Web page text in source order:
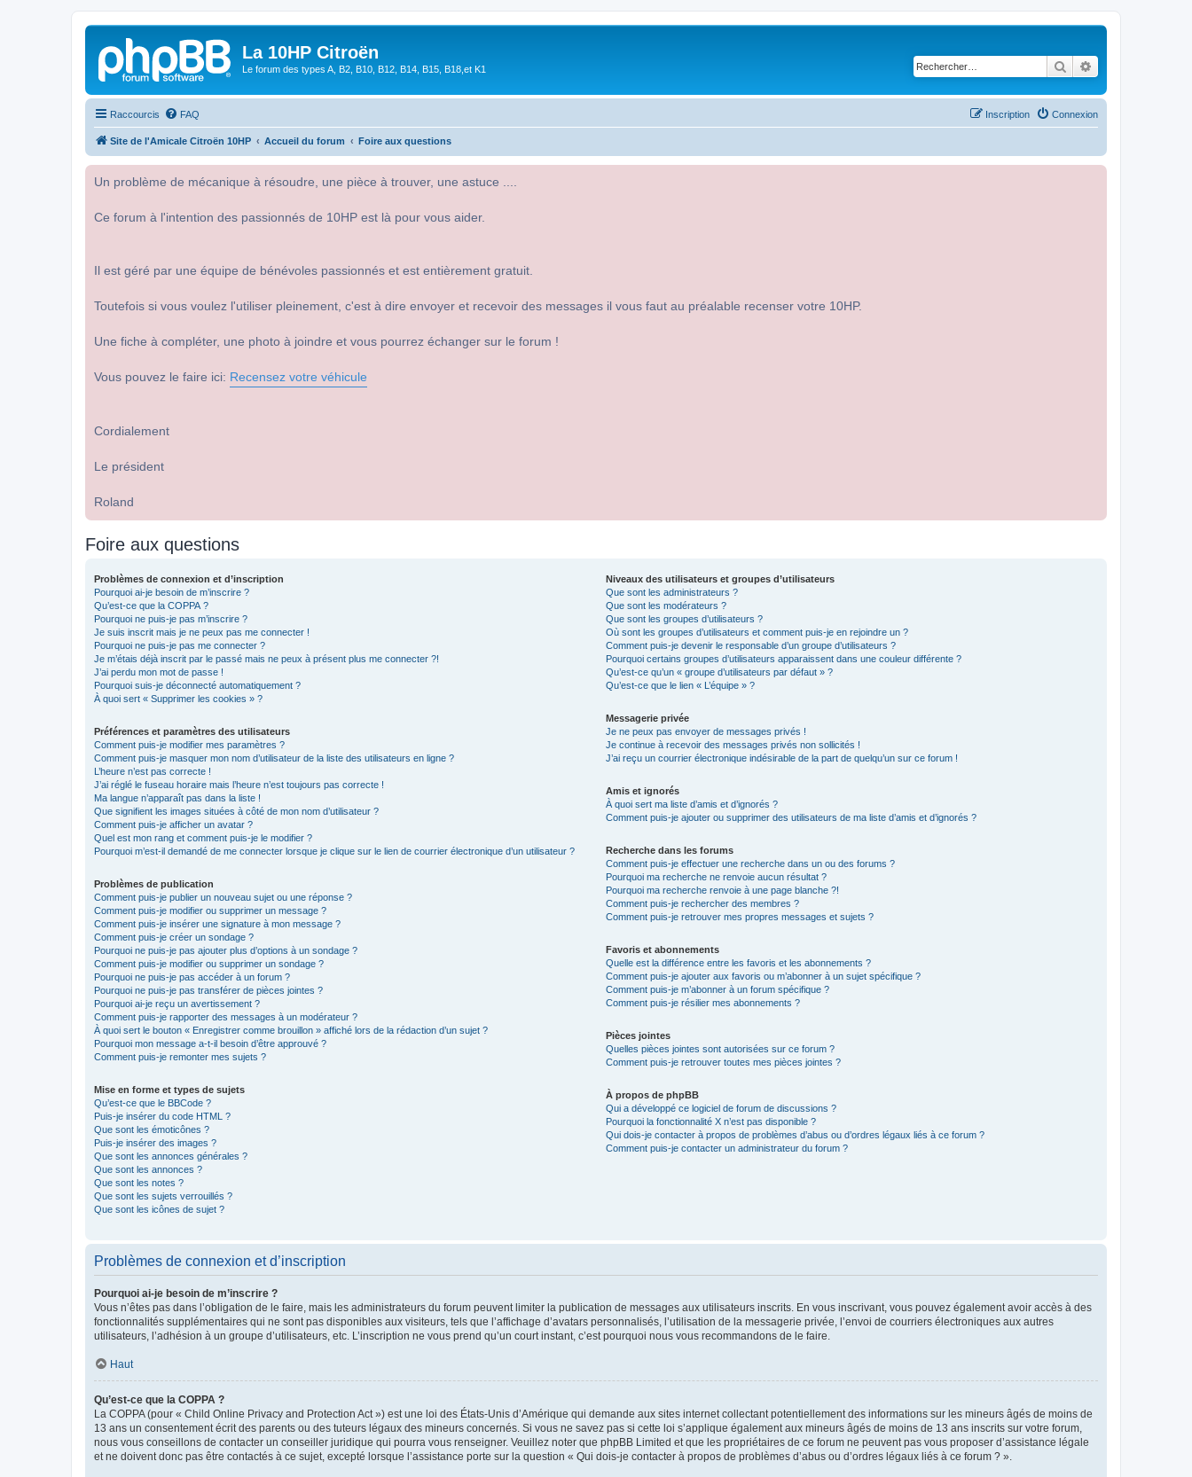
La 10HP Citroën
Le forum des types A, B2, B10, B12, B14, B15, B18,et K1 Rechercher
Raccourcis FAQ Connexion
Inscription
Site de l'Amicale Citroën 10HP Accueil du forum Foire aux questions
Un problème de mécanique à résoudre, une pièce à trouver, une astuce ....
Ce forum à l'intention des passionnés de 10HP est là pour vous aider.
Il est géré par une équipe de bénévoles passionnés et est entièrement gratuit.
Toutefois si vous voulez l'utiliser pleinement, c'est à dire envoyer et recevoir des messages il vous faut au préalable recenser votre 10HP.
Une fiche à compléter, une photo à joindre et vous pourrez échanger sur le forum !
Vous pouvez le faire ici: Recensez votre véhicule
Cordialement
Le président
Roland
Foire aux questions
Problèmes de connexion et d’inscription
Pourquoi ai-je besoin de m’inscrire ?
Qu’est-ce que la COPPA ?
Pourquoi ne puis-je pas m’inscrire ?
Je suis inscrit mais je ne peux pas me connecter !
Pourquoi ne puis-je pas me connecter ?
Je m’étais déjà inscrit par le passé mais ne peux à présent plus me connecter ?!
J’ai perdu mon mot de passe !
Pourquoi suis-je déconnecté automatiquement ?
À quoi sert « Supprimer les cookies » ?
Préférences et paramètres des utilisateurs
Comment puis-je modifier mes paramètres ?
Comment puis-je masquer mon nom d’utilisateur de la liste des utilisateurs en ligne ?
L’heure n’est pas correcte !
J’ai réglé le fuseau horaire mais l’heure n’est toujours pas correcte !
Ma langue n’apparaît pas dans la liste !
Que signifient les images situées à côté de mon nom d’utilisateur ?
Comment puis-je afficher un avatar ?
Quel est mon rang et comment puis-je le modifier ?
Pourquoi m’est-il demandé de me connecter lorsque je clique sur le lien de courrier électronique d’un utilisateur ?
Problèmes de publication
Comment puis-je publier un nouveau sujet ou une réponse ?
Comment puis-je modifier ou supprimer un message ?
Comment puis-je insérer une signature à mon message ?
Comment puis-je créer un sondage ?
Pourquoi ne puis-je pas ajouter plus d’options à un sondage ?
Comment puis-je modifier ou supprimer un sondage ?
Pourquoi ne puis-je pas accéder à un forum ?
Pourquoi ne puis-je pas transférer de pièces jointes ?
Pourquoi ai-je reçu un avertissement ?
Comment puis-je rapporter des messages à un modérateur ?
À quoi sert le bouton « Enregistrer comme brouillon » affiché lors de la rédaction d’un sujet ?
Pourquoi mon message a-t-il besoin d’être approuvé ?
Comment puis-je remonter mes sujets ?
Mise en forme et types de sujets
Qu’est-ce que le BBCode ?
Puis-je insérer du code HTML ?
Que sont les émoticônes ?
Puis-je insérer des images ?
Que sont les annonces générales ?
Que sont les annonces ?
Que sont les notes ?
Que sont les sujets verrouillés ?
Que sont les icônes de sujet ?
Niveaux des utilisateurs et groupes d’utilisateurs
Que sont les administrateurs ?
Que sont les modérateurs ?
Que sont les groupes d’utilisateurs ?
Où sont les groupes d’utilisateurs et comment puis-je en rejoindre un ?
Comment puis-je devenir le responsable d’un groupe d’utilisateurs ?
Pourquoi certains groupes d’utilisateurs apparaissent dans une couleur différente ?
Qu’est-ce qu’un « groupe d’utilisateurs par défaut » ?
Qu’est-ce que le lien « L’équipe » ?
Messagerie privée
Je ne peux pas envoyer de messages privés !
Je continue à recevoir des messages privés non sollicités !
J’ai reçu un courrier électronique indésirable de la part de quelqu’un sur ce forum !
Amis et ignorés
À quoi sert ma liste d’amis et d’ignorés ?
Comment puis-je ajouter ou supprimer des utilisateurs de ma liste d’amis et d’ignorés ?
Recherche dans les forums
Comment puis-je effectuer une recherche dans un ou des forums ?
Pourquoi ma recherche ne renvoie aucun résultat ?
Pourquoi ma recherche renvoie à une page blanche ?!
Comment puis-je rechercher des membres ?
Comment puis-je retrouver mes propres messages et sujets ?
Favoris et abonnements
Quelle est la différence entre les favoris et les abonnements ?
Comment puis-je ajouter aux favoris ou m’abonner à un sujet spécifique ?
Comment puis-je m’abonner à un forum spécifique ?
Comment puis-je résilier mes abonnements ?
Pièces jointes
Quelles pièces jointes sont autorisées sur ce forum ?
Comment puis-je retrouver toutes mes pièces jointes ?
À propos de phpBB
Qui a développé ce logiciel de forum de discussions ?
Pourquoi la fonctionnalité X n’est pas disponible ?
Qui dois-je contacter à propos de problèmes d’abus ou d’ordres légaux liés à ce forum ?
Comment puis-je contacter un administrateur du forum ?
Problèmes de connexion et d’inscription
Pourquoi ai-je besoin de m’inscrire ?
Vous n’êtes pas dans l’obligation de le faire, mais les administrateurs du forum peuvent limiter la publication de messages aux utilisateurs inscrits. En vous inscrivant, vous pouvez également avoir accès à des
fonctionnalités supplémentaires qui ne sont pas disponibles aux visiteurs, tels que l’affichage d’avatars personnalisés, l’utilisation de la messagerie privée, l’envoi de courriers électroniques aux autres
utilisateurs, l’adhésion à un groupe d’utilisateurs, etc. L’inscription ne vous prend qu’un court instant, c’est pourquoi nous vous recommandons de le faire.
Haut
Qu’est-ce que la COPPA ?
La COPPA (pour « Child Online Privacy and Protection Act ») est une loi des États-Unis d’Amérique qui demande aux sites internet collectant potentiellement des informations sur les mineurs âgés de moins de
13 ans un consentement écrit des parents ou des tuteurs légaux des mineurs concernés. Si vous ne savez pas si cette loi s’applique également aux mineurs âgés de moins de 13 ans inscrits sur votre forum,
nous vous conseillons de contacter un conseiller juridique qui pourra vous renseigner. Veuillez noter que phpBB Limited et que les propriétaires de ce forum ne peuvent pas vous proposer d’assistance légale
et ne doivent donc pas être contactés à ce sujet, excepté lorsque l’assistance porte sur la question « Qui dois-je contacter à propos de problèmes d’abus ou d’ordres légaux liés à ce forum ? ».